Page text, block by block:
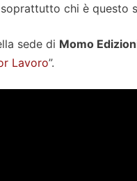
chi è questo
sede di Momo
Lavoro”.